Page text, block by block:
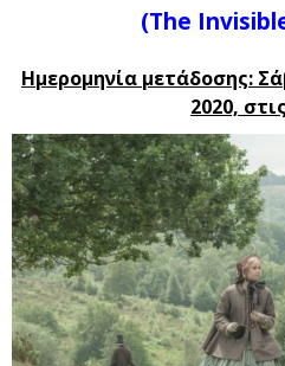
(The
Ημερομηνία μετάδοσης:
2020,